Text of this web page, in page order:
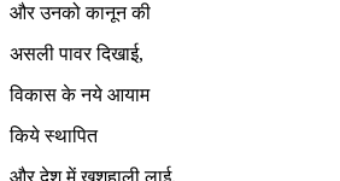
और उनको कानून की
असली पावर दिखाई,
विकास के नये आयाम
किये स्थापित
और देश में खुशहाली लाई,